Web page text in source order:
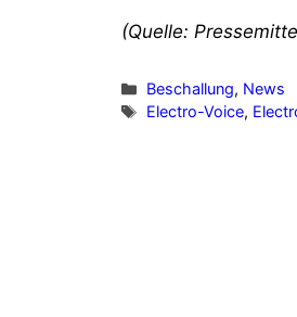
(Quelle:
Kategorien
Beschallung, News
Schlagwörter
Electro-Voice,